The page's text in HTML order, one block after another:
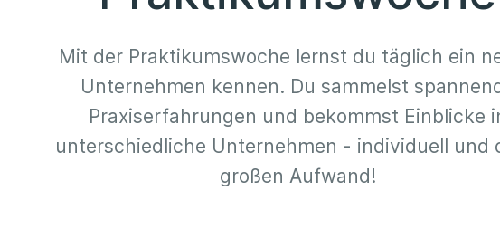
Mit der Praktikumswoche lernst du täglich ein
Unternehmen kennen. Du sammelst
Praxiserfahrungen und bekommst Einblicke
unterschiedliche Unternehmen - individuell und
großen Aufwand!